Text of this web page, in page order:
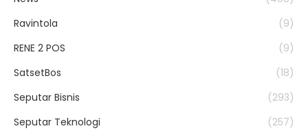
Ravintola
(9)
RENE 2 POS
(9)
SatsetBos
(18)
Seputar Bisnis
(293)
Seputar Teknologi
(257)